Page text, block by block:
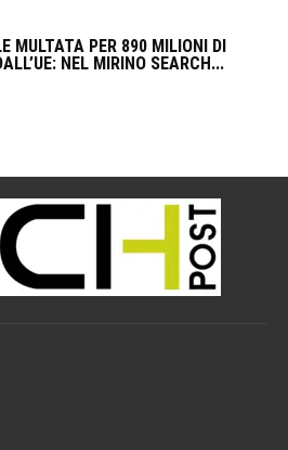
MULTATA PER 890 MILIONI DI
NEL MIRINO SEARCH...